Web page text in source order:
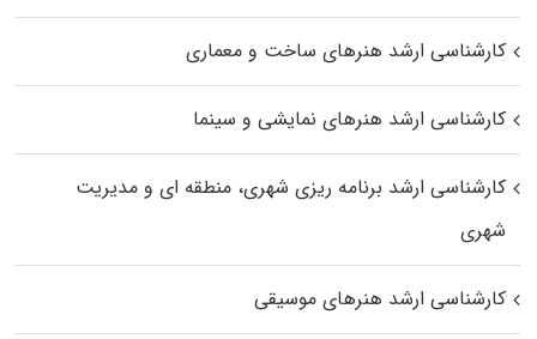
کارشناسی ارشد هنرهای ساخت و معماری
کارشناسی ارشد هنرهای نمایشی و سینما
کارشناسی ارشد برنامه ریزی شهری، منطقه‌ ای و مدیریت
شهری
کارشناسی ارشد هنرهای موسیقی